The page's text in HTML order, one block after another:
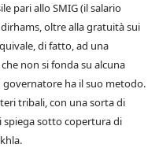
pari allo SMIG (il salario
oltre alla gratuità sui
di fatto, ad una
non si fonda su alcuna
governatore ha il suo metodo.
tribali, con una sorta di
spiega sotto copertura di